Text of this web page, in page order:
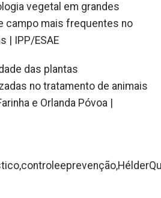
vegetal em grandes
campo mais frequentes no
| IPP/ESAE
das plantas
no tratamento de animais
e Orlanda Póvoa |